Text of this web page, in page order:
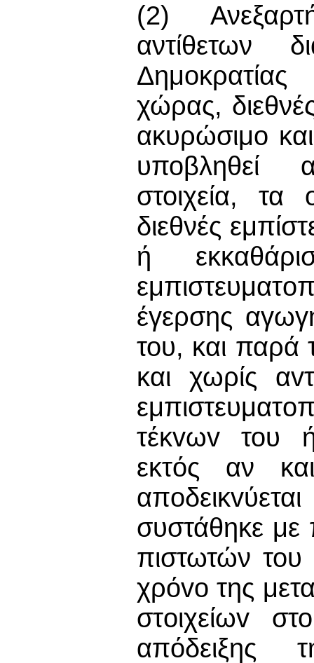
(2)
αντίθετων
χώρας,
ακυρώσιμο
υποβληθεί
στοιχεία, τα
διεθνές
ή
έγερσης
του, και παρά
και χωρίς
τέκvωv του
εκτός αν
συστάθηκε με
πιστωτών του
χρόvo της
στoιχείωv
απόδειξης